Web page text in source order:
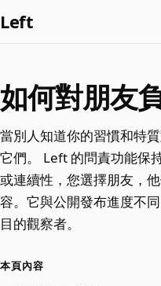
Left
如何對朋友
當別人知道你的習慣和特
它們。 Left 的問責功能保
或連續性，您選擇朋友，
容。它與公開發布進度不
目的觀察者。
本頁內容